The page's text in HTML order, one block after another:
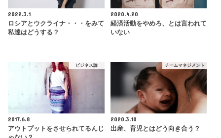
2022.3.1
ロシアとウクライナ・・・をみて
私達はどうする？
2020.4.20
経済活動をやめろ、とは言われて
いない
ビジネス論
2017.6.8
アウトプットをさせられてるんじ
チームマネジメント
2020.3.10
出産、育児とはどう向き合う？